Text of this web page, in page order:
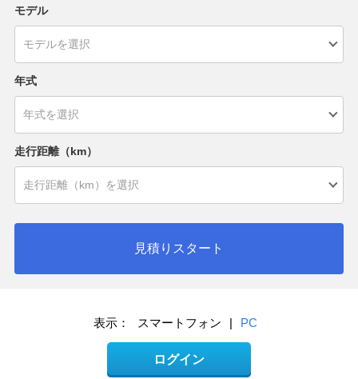
モデル
年式
走行距離（km）
見積りスタート
表示： スマートフォン | PC
ログイン